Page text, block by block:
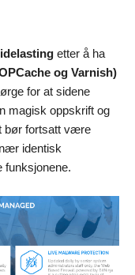
etter å ha
og Varnish)
for at sidene
magisk oppskrift og
bør fortsatt være
identisk
funksjonene.